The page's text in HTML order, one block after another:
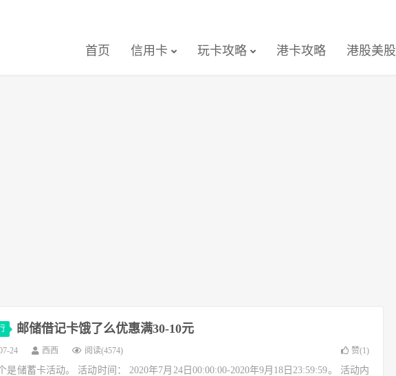
首页 信用卡 玩卡攻略 港卡攻略 港股美股
邮储借记卡饿了么优惠满30-10元
24 西西 阅读(4574) 赞(1)
是储蓄卡活动。 活动时间： 2020年7月24日00:00:00-2020年9月18日23:59:59。 活动内